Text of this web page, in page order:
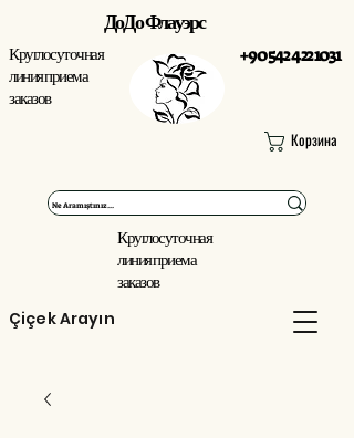
Круглосуточная
линия приема
заказов
+90 542 422 1031
ДоДо Флауэрс
Корзина
Çiçek Arayın
Круглосуточная
линия приема
заказов